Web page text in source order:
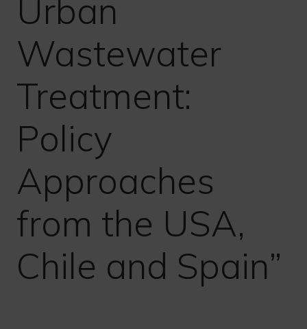
Urban
Wastewater
Treatment:
Policy
Approaches
from the USA,
Chile and Spain”